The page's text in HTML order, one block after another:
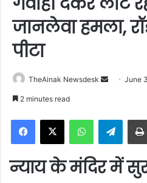
जानलेवा हमला,
पीटा
TheAinak Newsdesk
a
e
June
2 minutes read
Telegram
न्याय के मंदिर में